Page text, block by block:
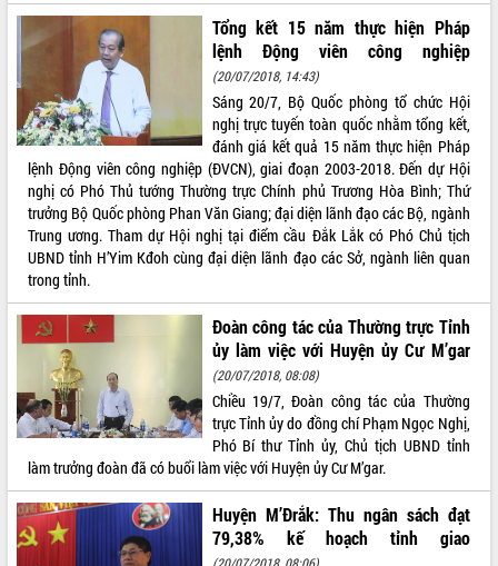
Tập huấn ứng dụng trí tuệ nhân tạo (AI)
trong thương mại điện tử năm 2026
Đoàn đại biểu Quốc hội tỉnh Đắk Lắk
trao đổi thông tin trước Kỳ họp thứ
nhất, Quốc hội khóa XVI
Quyết liệt cải cách hành chính, khơi
thông nguồn lực phát triển
Nâng cao hiệu lực, hiệu quả HĐND
tỉnh thông qua hiện đại hóa hành chính
Xã Ea Phê gắn cải cách hành chính với
chuyển đổi số
Phó Chủ tịch Thường trực UBND tỉnh
Hồ Thị Nguyên Thảo làm việc tại Trung
tâm Phục vụ hành chính công xã Ea
Xây dựng nền hành chính số đồng
hành cùng nông dân dân, doanh nghiệp
Giai đoạn 2026-2030, Đắk Lắk phấn
đấu có 77% xã đạt chuẩn nông thôn
mới
Chuyển đổi số 'mở đường' cho nông
nghiệp Đắk Lắk tăng trưởng bứt phá
Triển khai đồng bộ đo đạc, lập hồ sơ
Tổng kết 15 năm thực hiện Pháp
lệnh Động viên công nghiệp
(20/07/2018, 14:43)
Sáng 20/7, Bộ Quốc phòng tổ chức Hội
nghị trực tuyến toàn quốc nhằm tổng kết,
đánh giá kết quả 15 năm thực hiện Pháp
lệnh Động viên công nghiệp (ĐVCN), giai đoạn 2003-2018. Đến dự Hội
nghị có Phó Thủ tướng Thường trực Chính phủ Trương Hòa Bình; Thứ
trưởng Bộ Quốc phòng Phan Văn Giang; đại diện lãnh đạo các Bộ, ngành
Trung ương. Tham dự Hội nghị tại điểm cầu Đắk Lắk có Phó Chủ tịch
UBND tỉnh H’Yim Kđoh cùng đại diện lãnh đạo các Sở, ngành liên quan
trong tỉnh.
Đoàn công tác của Thường trực Tỉnh
ủy làm việc với Huyện ủy Cư M’gar
(20/07/2018, 08:08)
Chiều 19/7, Đoàn công tác của Thường
trực Tỉnh ủy do đồng chí Phạm Ngọc Nghị,
Phó Bí thư Tỉnh ủy, Chủ tịch UBND tỉnh
làm trưởng đoàn đã có buổi làm việc với Huyện ủy Cư M’gar.
Huyện M’Đrắk: Thu ngân sách đạt
79,38% kế hoạch tỉnh giao
(20/07/2018, 08:06)